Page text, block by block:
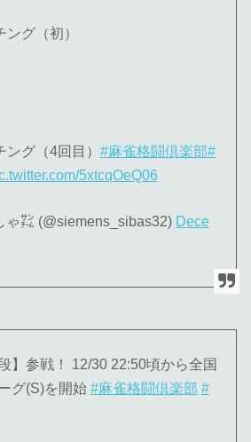
グ（初）
ング（4回目）#麻雀格闘倶楽部#
5xtcqOeQ06
㌠ (@siemens_sibas32) Dece
】参戦！ 12/30 22:50頃から全国
グ(S)を開始#麻雀格闘倶楽部 #